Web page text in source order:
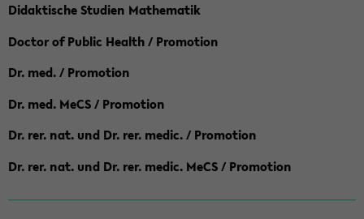
Didaktische Studien Mathematik
Doctor of Public Health / Promotion
Dr. med. / Promotion
Dr. med. MeCS / Promotion
Dr. rer. nat. und Dr. rer. medic. / Promotion
Dr. rer. nat. und Dr. rer. medic. MeCS / Promotion